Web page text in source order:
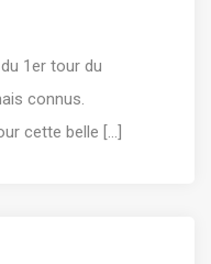
1er tour du
connus.
cette belle [...]